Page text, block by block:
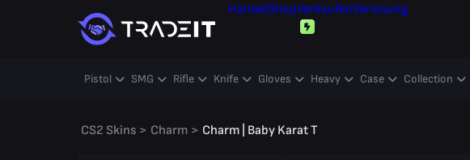
HandelShopVerkaufenVerlosung
Pistol SMG Rifle Knife Gloves Heavy Case Collection
CS2 Skins > Charm > Charm | Baby Karat T